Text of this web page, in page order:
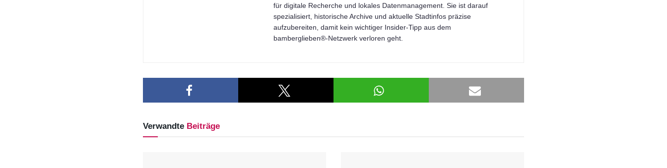
für digitale Recherche und lokales Datenmanagement. Sie ist darauf
spezialisiert, historische Archive und aktuelle Stadtinfos präzise
aufzubereiten, damit kein wichtiger Insider-Tipp aus dem
bamberglieben®-Netzwerk verloren geht.
Verwandte Beiträge